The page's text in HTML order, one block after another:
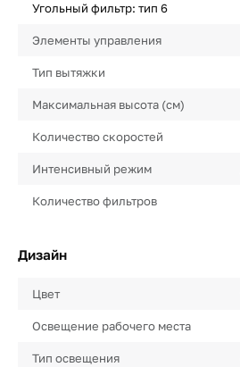
Угольный фильтр: тип 6
Элементы управления
Тип вытяжки
Максимальная высота (см)
Количество скоростей
Интенсивный режим
Количество фильтров
Дизайн
Цвет
Освещение рабочего места
Тип освещения